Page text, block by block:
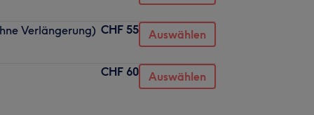
Verlängerung) CHF 55 Auswählen
CHF 60 Auswählen